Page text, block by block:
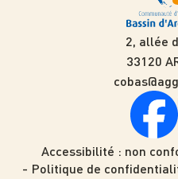
2, allée
33120
Accessibilité : non
Politique de